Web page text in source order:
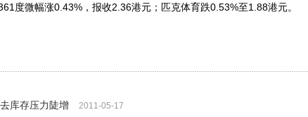
度微幅涨0.43%，报收2.36港元；匹克体育跌0.53%至1.88港元。
库存压力陡增
2011-05-17